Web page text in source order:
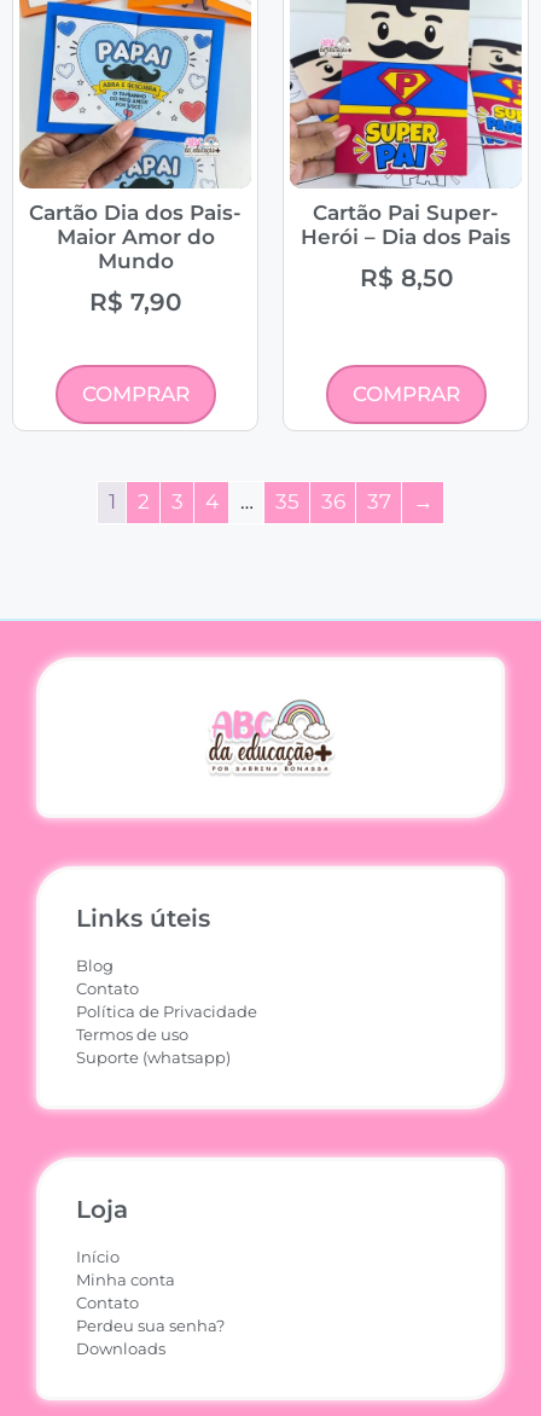
Cartão Dia dos Pais-
Maior Amor do
Mundo
R$ 7,90
COMPRAR
Cartão Pai Super-
Herói – Dia dos Pais
R$ 8,50
COMPRAR
1 2 3 4 … 35 36 37 →
Links úteis
Blog
Contato
Política de Privacidade
Termos de uso
Suporte (whatsapp)
Loja
Início
Minha conta
Contato
Perdeu sua senha?
Downloads